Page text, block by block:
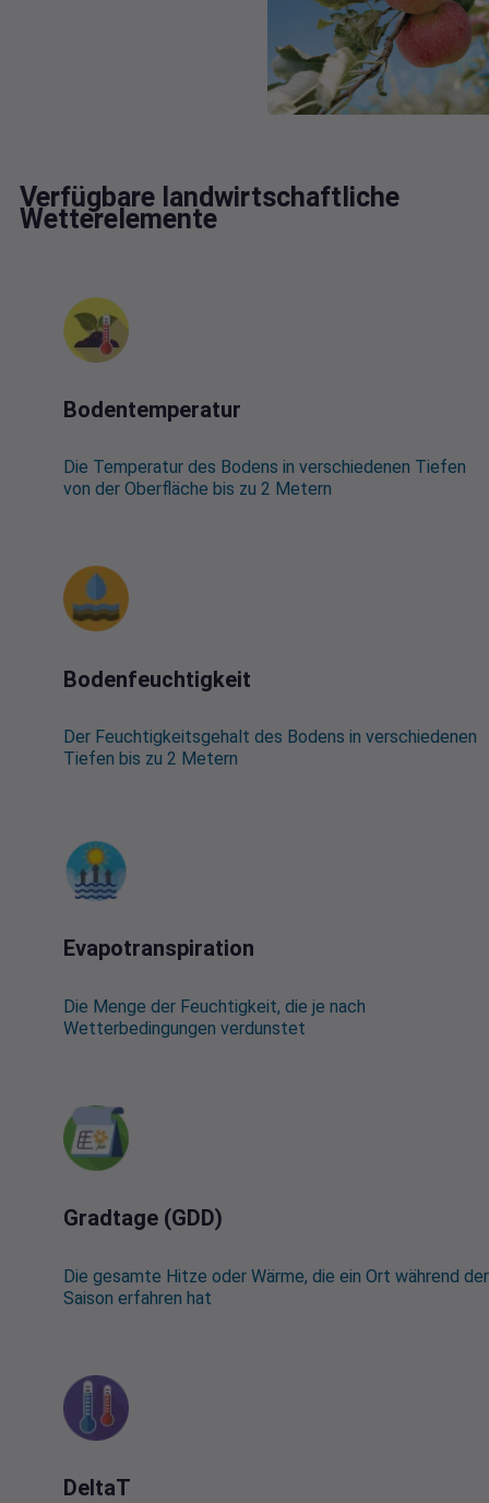
Verfügbare landwirtschaftliche
Wetterelemente
Bodentemperatur
Die Temperatur des Bodens in verschiedenen Tiefen
von der Oberfläche bis zu 2 Metern
Bodenfeuchtigkeit
Der Feuchtigkeitsgehalt des Bodens in verschiedenen
Tiefen bis zu 2 Metern
Evapotranspiration
Die Menge der Feuchtigkeit, die je nach
Wetterbedingungen verdunstet
Gradtage (GDD)
Die gesamte Hitze oder Wärme, die ein Ort während der
Saison erfahren hat
DeltaT